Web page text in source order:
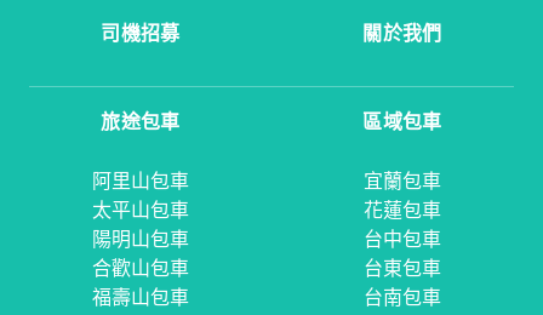
司機招募
關於我們
旅途包車
阿里山包車
太平山包車
陽明山包車
合歡山包車
福壽山包車
區域包車
宜蘭包車
花蓮包車
台中包車
台東包車
台南包車